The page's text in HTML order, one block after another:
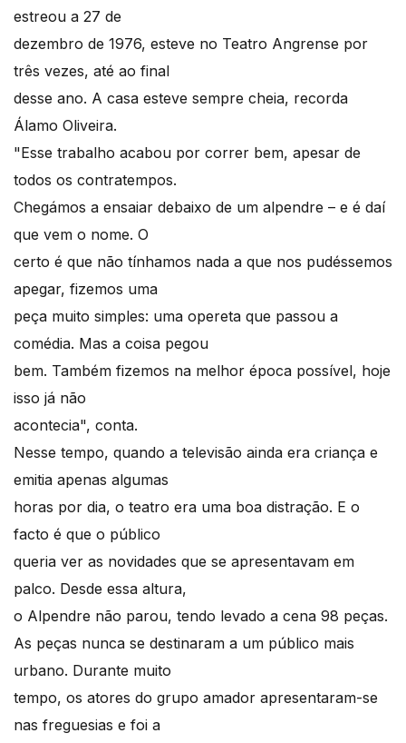
estreou a 27 de
dezembro de 1976, esteve no Teatro Angrense por
três vezes, até ao final
desse ano. A casa esteve sempre cheia, recorda
Álamo Oliveira.
"Esse trabalho acabou por correr bem, apesar de
todos os contratempos.
Chegámos a ensaiar debaixo de um alpendre – e é daí
que vem o nome. O
certo é que não tínhamos nada a que nos pudéssemos
apegar, fizemos uma
peça muito simples: uma opereta que passou a
comédia. Mas a coisa pegou
bem. Também fizemos na melhor época possível, hoje
isso já não
acontecia", conta.
Nesse tempo, quando a televisão ainda era criança e
emitia apenas algumas
horas por dia, o teatro era uma boa distração. E o
facto é que o público
queria ver as novidades que se apresentavam em
palco. Desde essa altura,
o Alpendre não parou, tendo levado a cena 98 peças.
As peças nunca se destinaram a um público mais
urbano. Durante muito
tempo, os atores do grupo amador apresentaram-se
nas freguesias e foi a